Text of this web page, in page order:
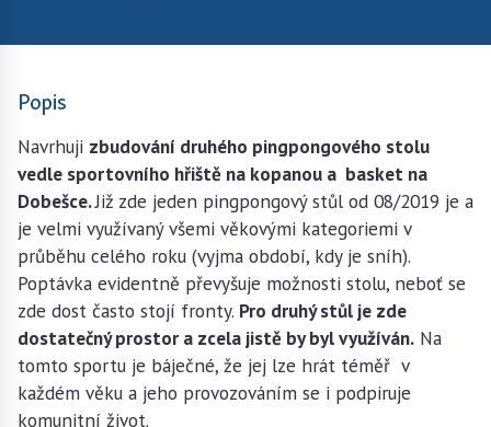
Popis
Navrhuji zbudování druhého pingpongového stolu
vedle sportovního hřiště na kopanou a basket na
Dobešce.Již zde jeden pingpongový stůl od 08/2019 je a
je velmi využívaný všemi věkovými kategoriemi v
průběhu celého roku (vyjma období, kdy je sníh).
Poptávka evidentně převyšuje možnosti stolu, neboť se
zde dost často stojí fronty. Pro druhý stůl je zde
dostatečný prostor a zcela jistě by byl využíván. Na
tomto sportu je báječné, že jej lze hrát téměř v
každém věku a jeho provozováním se i podpiruje
komunitní život.